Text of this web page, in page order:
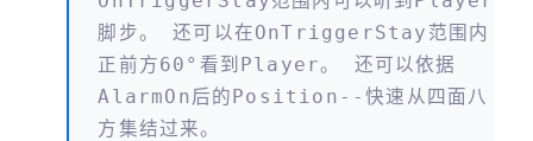
脚步。 还可以在OnTriggerStay范围内
正前方60°看到Player。 还可以依据
AlarmOn后的Position--快速从四面八
方集结过来。